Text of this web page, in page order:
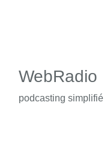
WebRadio
podcasting simplifié